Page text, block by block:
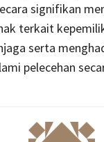
signifikan
terkait
serta
pelecehan